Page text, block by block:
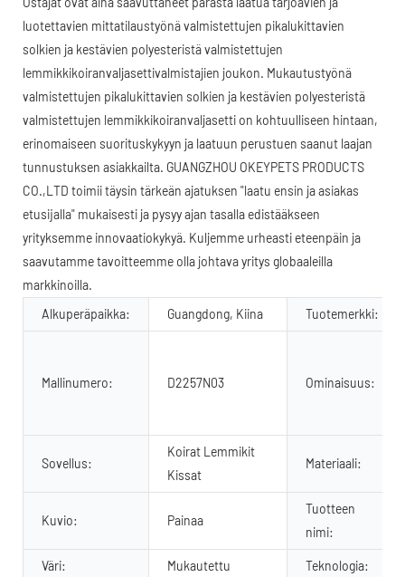
luotettavien mittatilaustyönä valmistettujen pikalukittavien
solkien ja kestävien polyesteristä valmistettujen
lemmikkikoiranvaljasettivalmistajien joukon. Mukautustyönä
valmistettujen pikalukittavien solkien ja kestävien polyesteristä
valmistettujen lemmikkikoiranvaljasetti on kohtuulliseen hintaan,
erinomaiseen suorituskykyyn ja laatuun perustuen saanut laajan
tunnustuksen asiakkailta. GUANGZHOU OKEYPETS PRODUCTS
CO.,LTD toimii täysin tärkeän ajatuksen "laatu ensin ja asiakas
etusijalla" mukaisesti ja pysyy ajan tasalla edistääkseen
yrityksemme innovaatiokykyä. Kuljemme urheasti eteenpäin ja
saavutamme tavoitteemme olla johtava yritys globaaleilla
markkinoilla.
Alkuperäpaikka:
Guangdong, Kiina Tuotemerkki:
Mallinumero: D2257N03 Ominaisuus:
Sovellus:
Koirat Lemmikit
Kissat
Materiaali:
Kuvio: Painaa
Tuotteen
nimi:
Väri: Mukautettu Teknologia: